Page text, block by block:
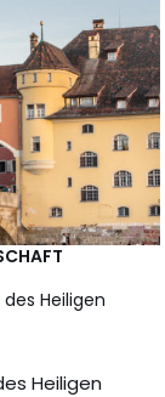
Heiligen
Heiligen